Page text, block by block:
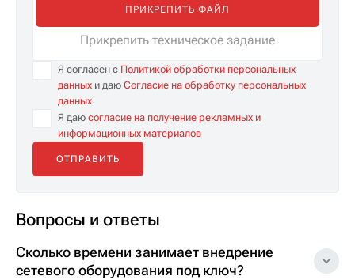
ПРИКРЕПИТЬ ФАЙЛ
Прикрепить техническое задание
Я согласен с Политикой обработки персональных
данных и даю Согласие на обработку персональных
данных
Я даю согласие на получение рекламных и
информационных материалов
Вопросы и ответы
Сколько времени занимает внедрение
сетевого оборудования под ключ?